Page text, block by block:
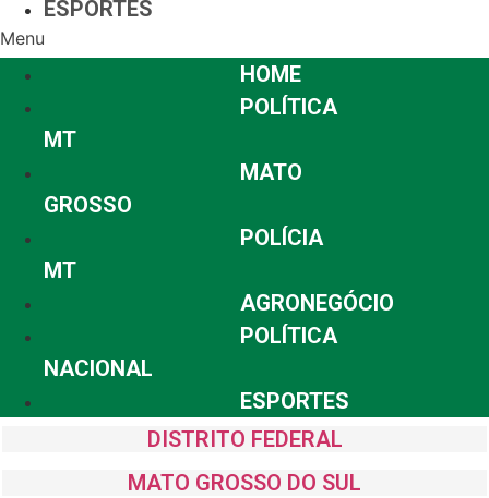
ESPORTES
Menu
HOME
POLÍTICA
MT
MATO
GROSSO
POLÍCIA
MT
AGRONEGÓCIO
POLÍTICA
NACIONAL
ESPORTES
DISTRITO FEDERAL
MATO GROSSO DO SUL